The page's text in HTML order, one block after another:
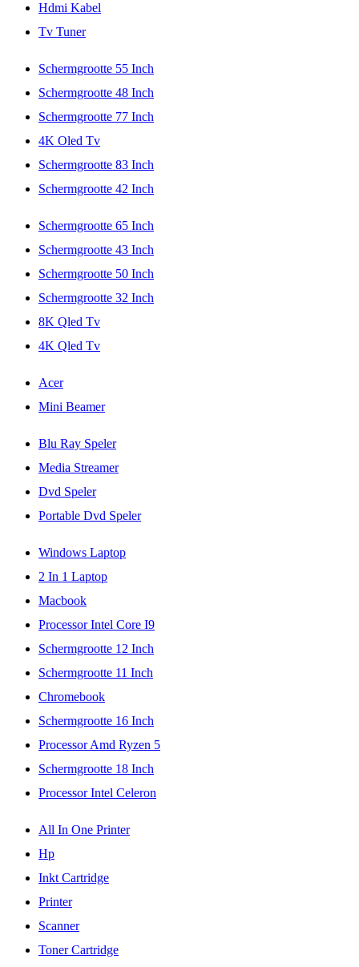
Hdmi Kabel
Tv Tuner
Schermgrootte 55 Inch
Schermgrootte 48 Inch
Schermgrootte 77 Inch
4K Oled Tv
Schermgrootte 83 Inch
Schermgrootte 42 Inch
Schermgrootte 65 Inch
Schermgrootte 43 Inch
Schermgrootte 50 Inch
Schermgrootte 32 Inch
8K Qled Tv
4K Qled Tv
Acer
Mini Beamer
Blu Ray Speler
Media Streamer
Dvd Speler
Portable Dvd Speler
Windows Laptop
2 In 1 Laptop
Macbook
Processor Intel Core I9
Schermgrootte 12 Inch
Schermgrootte 11 Inch
Chromebook
Schermgrootte 16 Inch
Processor Amd Ryzen 5
Schermgrootte 18 Inch
Processor Intel Celeron
All In One Printer
Hp
Inkt Cartridge
Printer
Scanner
Toner Cartridge